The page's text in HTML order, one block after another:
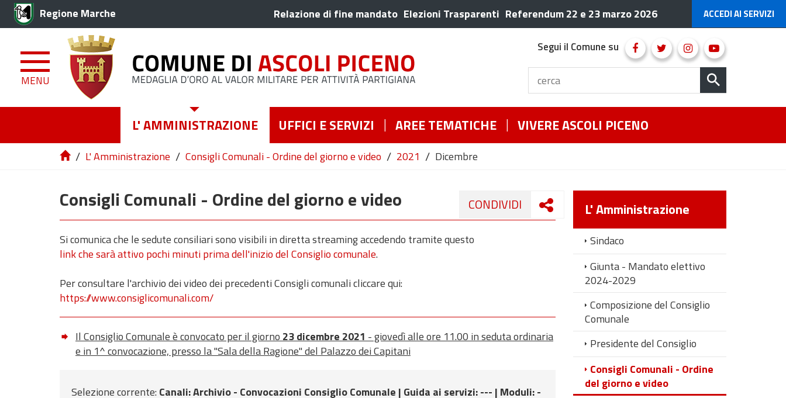
Regione Marche Relazione di fine mandato Elezioni Trasparenti Referendum 22 e 23 marzo 2026 ACCEDI AI SERVIZI
MENU
Segui il Comune su
L' AMMINISTRAZIONE UFFICI E SERVIZI AREE TEMATICHE VIVERE ASCOLI PICENO
/ L' Amministrazione / Consigli Comunali - Ordine del giorno e video / 2021 / Dicembre
CONDIVIDI
Consigli Comunali - Ordine del giorno e video
Si comunica che le sedute consiliari sono visibili in diretta streaming accedendo tramite questo
link che sarà attivo pochi minuti prima dell'inizio del Consiglio comunale.
Per consultare l'archivio dei video dei precedenti Consigli comunali cliccare qui:
https://www.consiglicomunali.com/
Il Consiglio Comunale è convocato per il giorno 23 dicembre 2021 - giovedì alle ore 11.00 in seduta ordinaria
e in 1^ convocazione, presso la "Sala della Ragione" del Palazzo dei Capitani
Selezione corrente: Canali: Archivio - Convocazioni Consiglio Comunale | Guida ai servizi: --- | Moduli: -
L' Amministrazione
Sindaco
Giunta - Mandato elettivo
2024-2029
Composizione del Consiglio
Comunale
Presidente del Consiglio
Consigli Comunali - Ordine
del giorno e video